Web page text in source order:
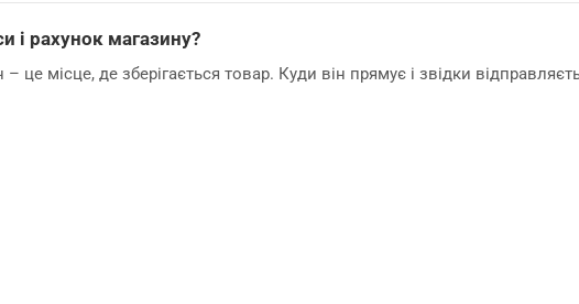
і рахунок магазину?
це місце, де зберігається товар. Куди він прямує і звідки